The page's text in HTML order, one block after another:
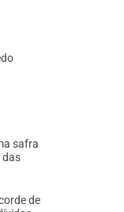
safra
das
de